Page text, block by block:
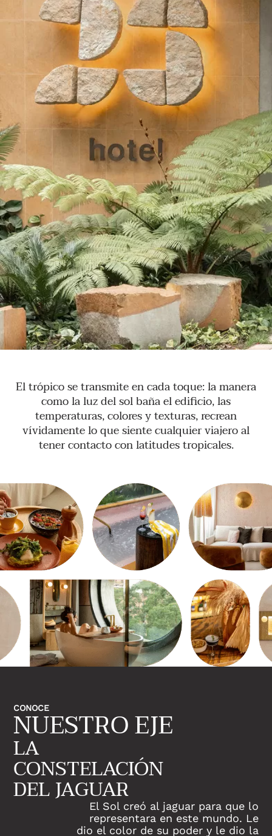
El trópico se transmite en cada toque: la manera
como la luz del sol baña el edificio, las
temperaturas, colores y texturas, recrean
vívidamente lo que siente cualquier viajero al
tener contacto con latitudes tropicales.
CONOCE
NUESTRO EJE
LA
CONSTELACIÓN
DEL JAGUAREl Sol creó al jaguar para que lo
representara en este mundo. Le
dio el color de su poder y le dio la